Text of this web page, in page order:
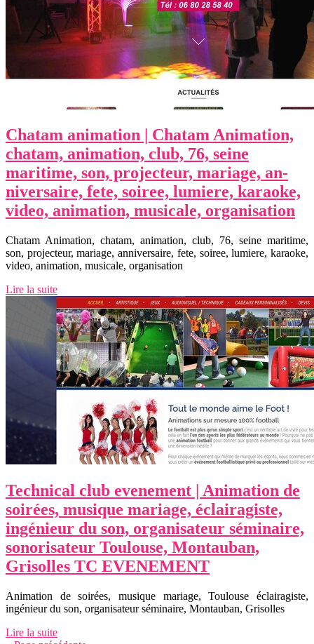
Chatam animation | Chatam Animation,
chatam, animation, club, 76, seine
maritime, son, projecteur, mariage, an­
niver­sai­re, fete, soiree, lumiere, karaoke,
video, animation, musicale, or­ganisa­tion
Chatam Animation, chatam, animation, club, 76, seine maritime,
son, projecteur, mariage, anniversaire, fete, soiree, lumiere, karaoke,
video, animation, musicale, organisation
Lire la suite
Technical club evenement | Animation de
soirées, musique mariage, éclaira­giste,
ingénieur du son, or­ganisa­teur séminaire,
sonorisa­teur Toulouse, Montauban,
Grisolles TC EVENEMENT
Animation de soirées, musique mariage, Toulouse éclairagiste,
ingénieur du son, organisateur séminaire, Montauban, Grisolles
Lire la suite